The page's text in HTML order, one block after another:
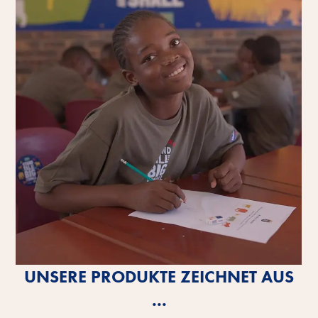
UNSERE PRODUKTE ZEICHNET AUS
...